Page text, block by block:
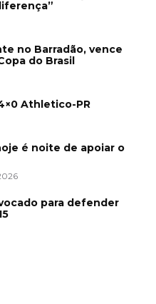
no Barradão, vence
do Brasil
Athletico-PR
é noite de apoiar o
para defender